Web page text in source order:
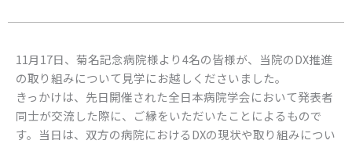
11月17日、菊名記念病院様より4名の皆様が、当院のDX推進
の取り組みについて見学にお越しくださいました。
きっかけは、先日開催された全日本病院学会において発表者
同士が交流した際に、ご縁をいただいたことによるもので
す。当日は、双方の病院におけるDXの現状や取り組みについ